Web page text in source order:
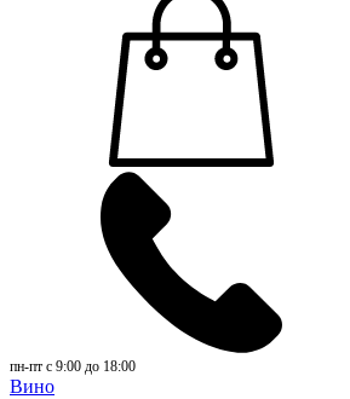
пн-пт с 9:00 до 18:00
Вино